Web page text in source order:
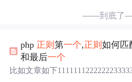
——到底了
php 正则第一个,正则如何匹
和最后一个
比如文章如下